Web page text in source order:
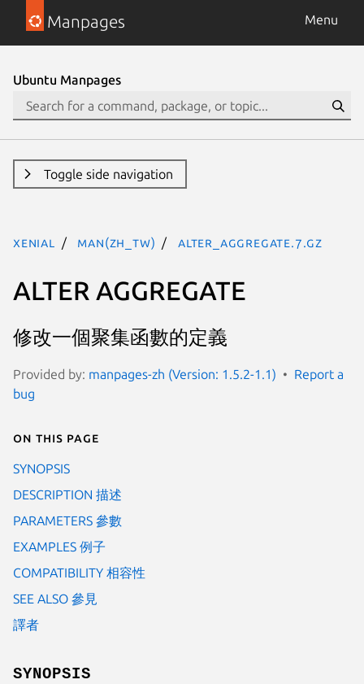
Manpages Menu
Ubuntu Manpages
Toggle side navigation
xenial man(zh_TW) alter_aggregate.7.gz
ALTER AGGREGATE
修改一個聚集函數的定義
Provided by: manpages-zh (Version: 1.5.2-1.1)
Report a
bug
On this page
SYNOPSIS
DESCRIPTION 描述
PARAMETERS 參數
EXAMPLES 例子
COMPATIBILITY 相容性
SEE ALSO 參見
譯者
SYNOPSIS